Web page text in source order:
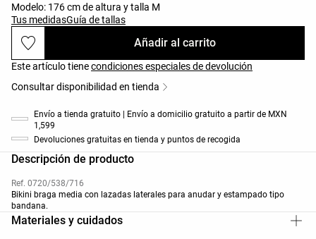
Modelo: 176 cm de altura y talla M
Tus medidasGuía de tallas
Añadir al carrito
Este artículo tienecondiciones especiales de devolución
Consultar disponibilidad en tienda
Envío a tienda gratuito | Envío a domicilio gratuito a partir de MXN
1,599
Devoluciones gratuitas en tienda y puntos de recogida
Descripción de producto
Ref. 0720/538/716
Bikini braga media con lazadas laterales para anudar y estampado tipo
bandana.
Materiales y cuidados